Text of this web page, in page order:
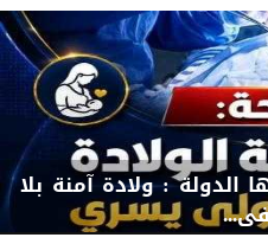
: ولادة آمنة بلا